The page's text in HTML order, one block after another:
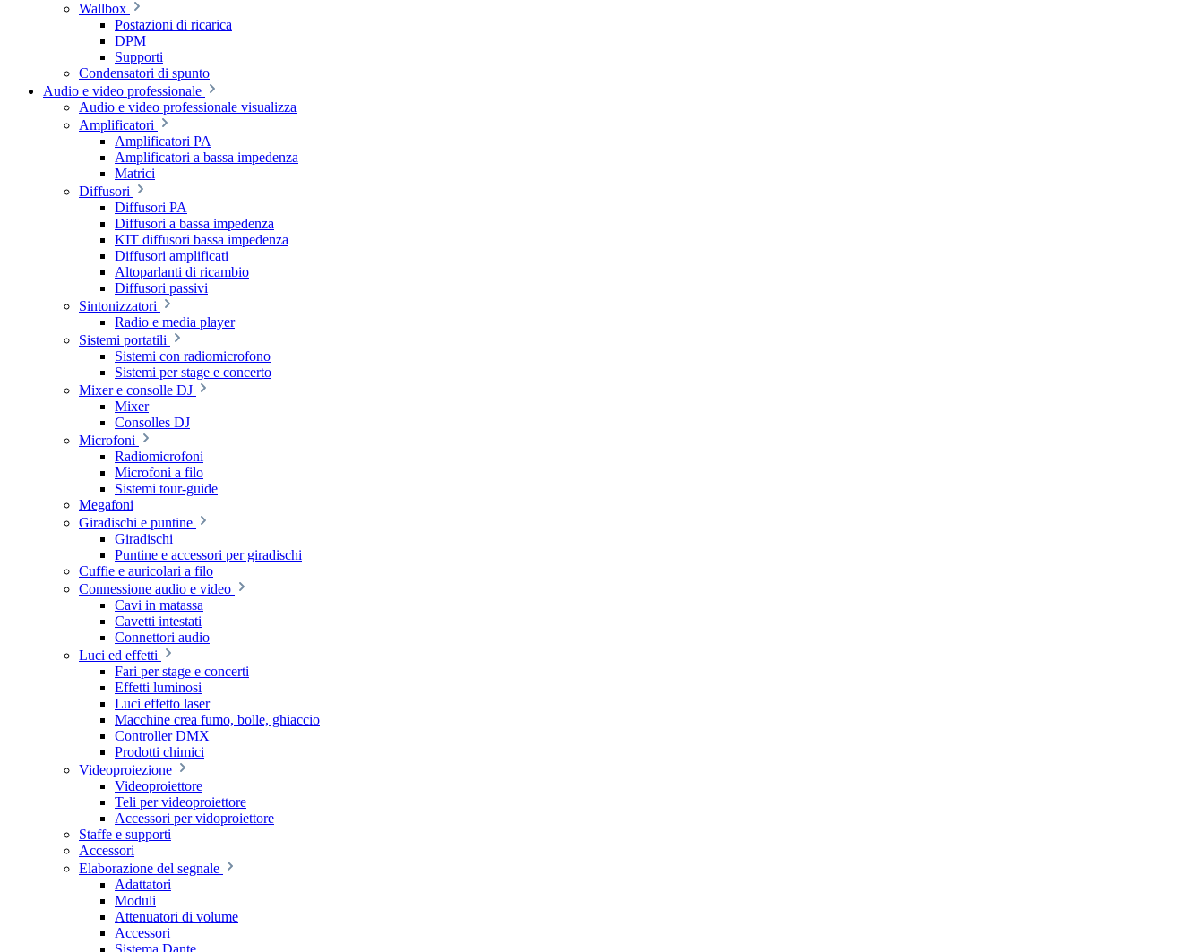
Wallbox
Postazioni di ricarica
DPM
Supporti
Condensatori di spunto
Audio e video professionale
Audio e video professionale visualizza
Amplificatori
Amplificatori PA
Amplificatori a bassa impedenza
Matrici
Diffusori
Diffusori PA
Diffusori a bassa impedenza
KIT diffusori bassa impedenza
Diffusori amplificati
Altoparlanti di ricambio
Diffusori passivi
Sintonizzatori
Radio e media player
Sistemi portatili
Sistemi con radiomicrofono
Sistemi per stage e concerto
Mixer e consolle DJ
Mixer
Consolles DJ
Microfoni
Radiomicrofoni
Microfoni a filo
Sistemi tour-guide
Megafoni
Giradischi e puntine
Giradischi
Puntine e accessori per giradischi
Cuffie e auricolari a filo
Connessione audio e video
Cavi in matassa
Cavetti intestati
Connettori audio
Luci ed effetti
Fari per stage e concerti
Effetti luminosi
Luci effetto laser
Macchine crea fumo, bolle, ghiaccio
Controller DMX
Prodotti chimici
Videoproiezione
Videoproiettore
Teli per videoproiettore
Accessori per vidoproiettore
Staffe e supporti
Accessori
Elaborazione del segnale
Adattatori
Moduli
Attenuatori di volume
Accessori
Sistema Dante